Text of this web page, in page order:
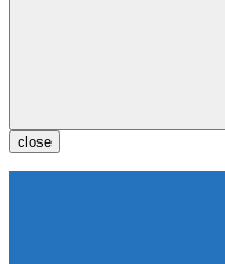
close